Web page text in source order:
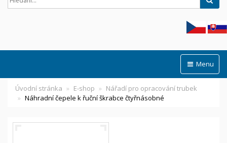
Menu
Úvodní stránka E-shop
Nářadí pro opracování trubek
Náhradní čepele k řuční škrabce čtyřnásobné